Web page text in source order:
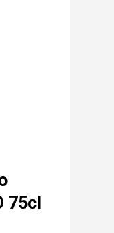
75cl